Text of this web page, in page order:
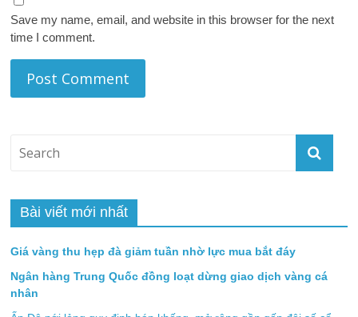
Save my name, email, and website in this browser for the next
time I comment.
Bài viết mới nhất
Giá vàng thu hẹp đà giảm tuần nhờ lực mua bắt đáy
Ngân hàng Trung Quốc đồng loạt dừng giao dịch vàng cá
nhân